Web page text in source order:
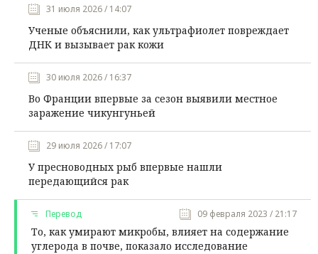
31 июля 2026 / 14:07
Ученые объяснили, как ультрафиолет повреждает
ДНК и вызывает рак кожи
30 июля 2026 / 16:37
Во Франции впервые за сезон выявили местное
заражение чикунгуньей
29 июля 2026 / 17:07
У пресноводных рыб впервые нашли
передающийся рак
Перевод 09 февраля 2023 / 21:17
То, как умирают микробы, влияет на содержание
углерода в почве, показало исследование